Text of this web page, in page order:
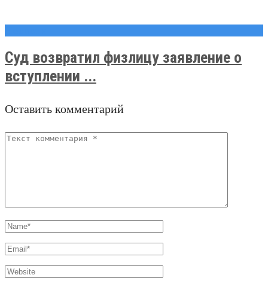
Суд возвратил физлицу заявление о
вступлении ...
Оставить комментарий